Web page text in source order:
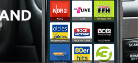
Union Berlin 2 - 2 Cagliari